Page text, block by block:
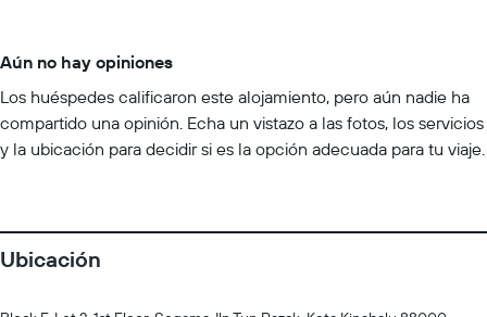
Aún no hay opiniones
Los huéspedes calificaron este alojamiento, pero aún nadie ha
compartido una opinión. Echa un vistazo a las fotos, los servicios
y la ubicación para decidir si es la opción adecuada para tu viaje.
Ubicación